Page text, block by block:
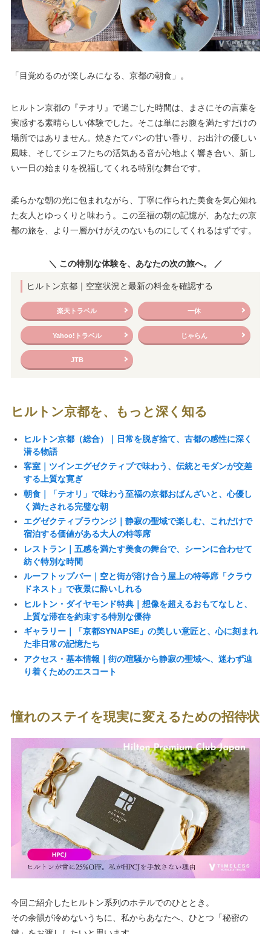
「目覚めるのが楽しみになる、京都の朝食」。
ヒルトン京都の『テオリ』で過ごした時間は、まさにその言葉を
実感する素晴らしい体験でした。そこは単にお腹を満たすだけの
場所ではありません。焼きたてパンの甘い香り、お出汁の優しい
風味、そしてシェフたちの活気ある音が心地よく響き合い、新し
い一日の始まりを祝福してくれる特別な舞台です。
柔らかな朝の光に包まれながら、丁寧に作られた美食を気心知れ
た友人とゆっくりと味わう。この至福の朝の記憶が、あなたの京
都の旅を、より一層かけがえのないものにしてくれるはずです。
＼ この特別な体験を、あなたの次の旅へ。 ／
ヒルトン京都｜空室状況と最新の料金を確認する
楽天トラベル 一休
Yahoo!トラベル じゃらん
JTB
ヒルトン京都を、もっと深く知る
ヒルトン京都（総合）｜日常を脱ぎ捨て、古都の感性に深く
潜る物語
客室｜ツインエグゼクティブで味わう、伝統とモダンが交差
する上質な寛ぎ
朝食｜「テオリ」で味わう至福の京都おばんざいと、心優し
く満たされる完璧な朝
エグゼクティブラウンジ｜静寂の聖域で楽しむ、これだけで
宿泊する価値がある大人の特等席
レストラン｜五感を満たす美食の舞台で、シーンに合わせて
紡ぐ特別な時間
ルーフトップバー｜空と街が溶け合う屋上の特等席「クラウ
ドネスト」で夜景に酔いしれる
ヒルトン・ダイヤモンド特典｜想像を超えるおもてなしと、
上質な滞在を約束する特別な優待
ギャラリー｜「京都SYNAPSE」の美しい意匠と、心に刻まれ
た非日常の記憶たち
アクセス・基本情報｜街の喧騒から静寂の聖域へ、迷わず辿
り着くためのエスコート
憧れのステイを現実に変えるための招待状
今回ご紹介したヒルトン系列のホテルでのひととき。
その余韻が冷めないうちに、私からあなたへ、ひとつ「秘密の